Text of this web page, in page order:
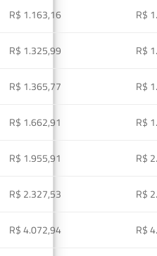
R$ 1.163,16
R$
R$ 1.325,99
R$
R$ 1.365,77
R$
R$ 1.662,91
R$
R$ 1.955,91
R$
R$ 2.327,53
R$
R$ 4.072,94 R$